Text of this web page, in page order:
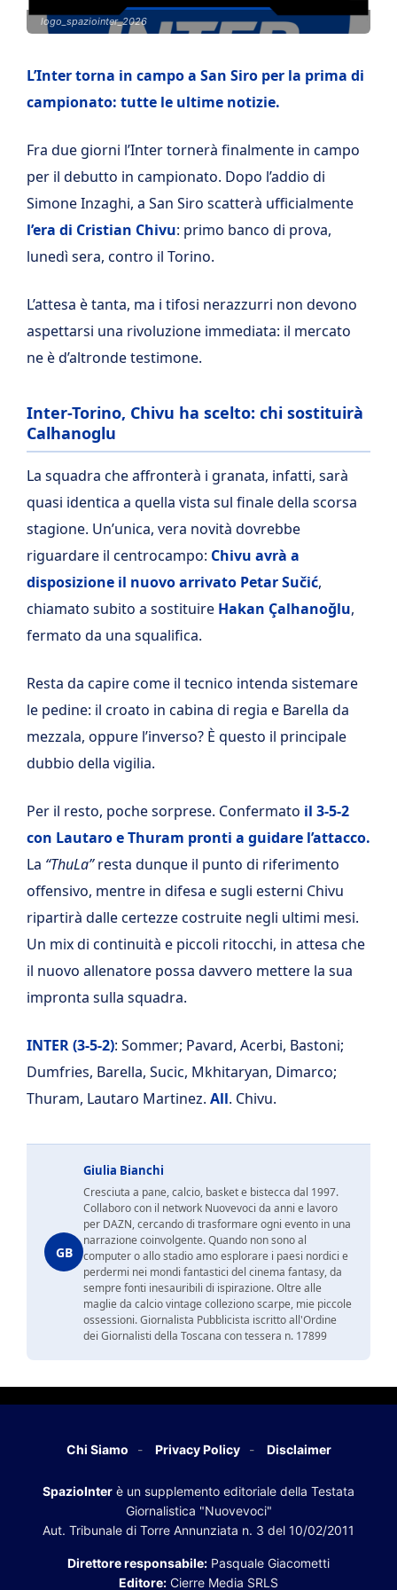
logo_spaziointer_2026
L’Inter torna in campo a San Siro per la prima di
campionato: tutte le ultime notizie.
Fra due giorni l’Inter tornerà finalmente in campo
per il debutto in campionato. Dopo l’addio di
Simone Inzaghi, a San Siro scatterà ufficialmente
l’era di Cristian Chivu: primo banco di prova,
lunedì sera, contro il Torino.
L’attesa è tanta, ma i tifosi nerazzurri non devono
aspettarsi una rivoluzione immediata: il mercato
ne è d’altronde testimone.
Inter-Torino, Chivu ha scelto: chi sostituirà
Calhanoglu
La squadra che affronterà i granata, infatti, sarà
quasi identica a quella vista sul finale della scorsa
stagione. Un’unica, vera novità dovrebbe
riguardare il centrocampo: Chivu avrà a
disposizione il nuovo arrivato Petar Sučić,
chiamato subito a sostituire Hakan Çalhanoğlu,
fermato da una squalifica.
Resta da capire come il tecnico intenda sistemare
le pedine: il croato in cabina di regia e Barella da
mezzala, oppure l’inverso? È questo il principale
dubbio della vigilia.
Per il resto, poche sorprese. Confermato il 3-5-2
con Lautaro e Thuram pronti a guidare l’attacco.
La “ThuLa”resta dunque il punto di riferimento
offensivo, mentre in difesa e sugli esterni Chivu
ripartirà dalle certezze costruite negli ultimi mesi.
Un mix di continuità e piccoli ritocchi, in attesa che
il nuovo allenatore possa davvero mettere la sua
impronta sulla squadra.
INTER (3-5-2): Sommer; Pavard, Acerbi, Bastoni;
Dumfries, Barella, Sucic, Mkhitaryan, Dimarco;
Thuram, Lautaro Martinez. All. Chivu.
GB
Giulia Bianchi
Cresciuta a pane, calcio, basket e bistecca dal 1997.
Collaboro con il network Nuovevoci da anni e lavoro
per DAZN, cercando di trasformare ogni evento in una
narrazione coinvolgente. Quando non sono al
computer o allo stadio amo esplorare i paesi nordici e
perdermi nei mondi fantastici del cinema fantasy, da
sempre fonti inesauribili di ispirazione. Oltre alle
maglie da calcio vintage colleziono scarpe, mie piccole
ossessioni. Giornalista Pubblicista iscritto all'Ordine
dei Giornalisti della Toscana con tessera n. 17899
Chi Siamo Privacy Policy Disclaimer
SpazioInter è un supplemento editoriale della Testata
Giornalistica "Nuovevoci"
Aut. Tribunale di Torre Annunziata n. 3 del 10/02/2011
Direttore responsabile: Pasquale Giacometti
Editore: Cierre Media SRLS